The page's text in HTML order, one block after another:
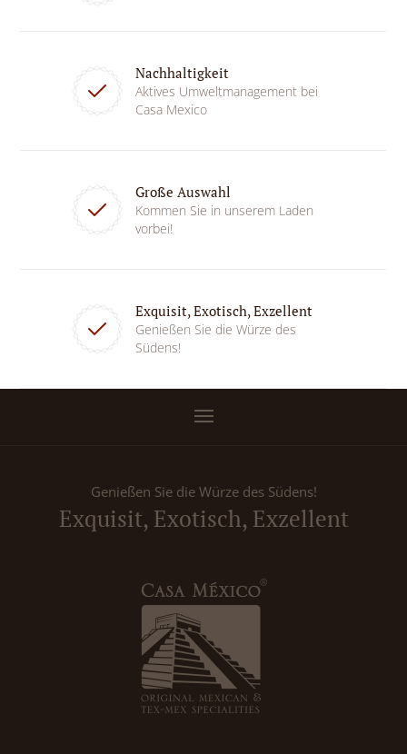
Nachhaltigkeit
Aktives Umweltmanagement bei
Casa Mexico
Große Auswahl
Kommen Sie in unserem Laden
vorbei!
Exquisit, Exotisch, Exzellent
Genießen Sie die Würze des
Südens!
Genießen Sie die Würze des Südens!
Exquisit, Exotisch, Exzellent